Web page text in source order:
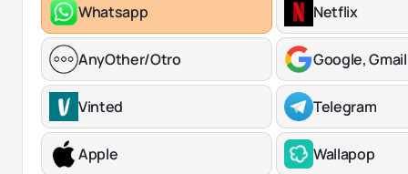
Whatsapp Netflix
AnyOther/Otro Google,
Vinted Telegram
Apple Wallapop